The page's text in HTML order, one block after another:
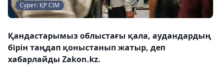
Сурет: ҚР СІМ
Қандастарымыз облыстағы қала, аудандардың
бірін таңдап қоныстанып жатыр, деп
хабарлайды Zakon.kz.